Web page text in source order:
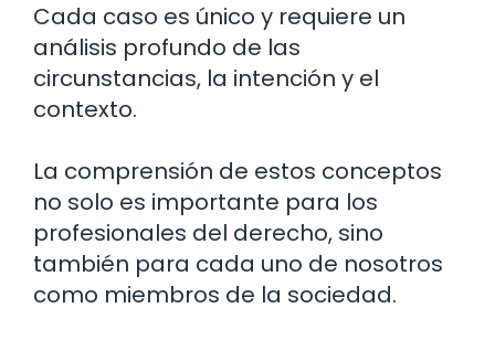
Cada caso es único y requiere un
análisis profundo de las
circunstancias, la intención y el
contexto.
La comprensión de estos conceptos
no solo es importante para los
profesionales del derecho, sino
también para cada uno de nosotros
como miembros de la sociedad.